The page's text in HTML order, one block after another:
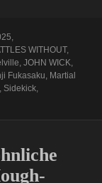
WITHOUT,
,JOHN WICK
Fukasaku Martial
Sidekick